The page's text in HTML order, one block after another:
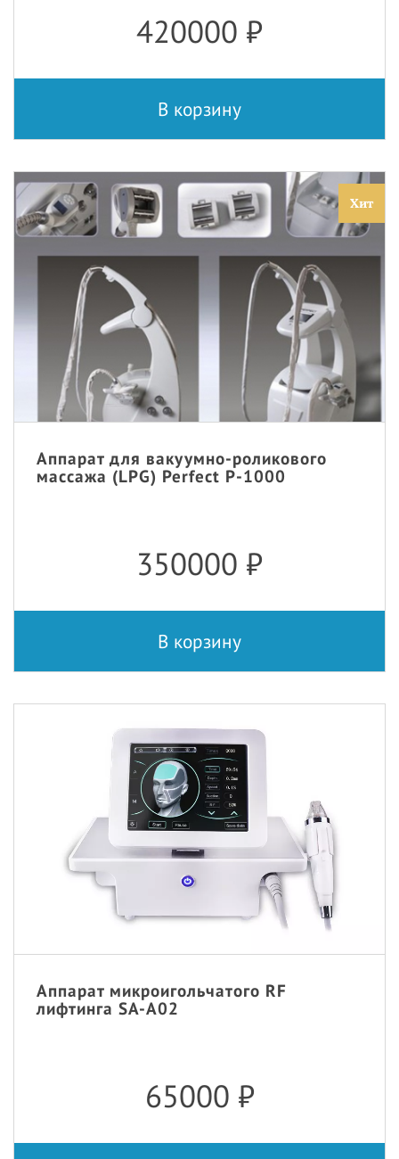
420000 ₽
В корзину
Хит
Аппарат для вакуумно-роликового
массажа (LPG) Perfect P-1000
350000 ₽
В корзину
Аппарат микроигольчатого RF
лифтинга SA-A02
65000 ₽